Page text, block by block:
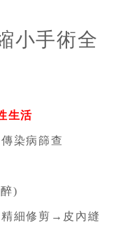
小手術全
生活
染病篩查
)
細修剪→皮內縫